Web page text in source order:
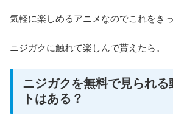
気軽に楽しめるアニメなのでこれをき
ニジガクに触れて楽しんで貰えたら。
ニジガクを無料で見られる
トはある？